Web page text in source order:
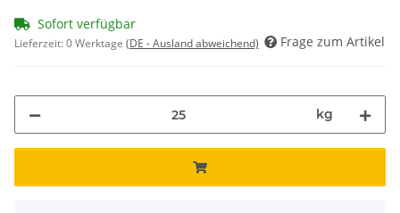
Sofort verfügbar
Lieferzeit:0 Werktage (DE - Ausland abweichend) Frage zum Artikel
kg